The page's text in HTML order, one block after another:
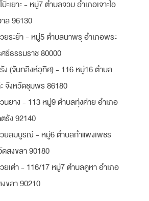
ะเยาะ - หมู่7 ตำบลจวบ อำเภอเจาะไอ
ส 96130
ยระย้า - หมู่5 ตำบลนาพรุ อำเภอพระ
ธรรมราช 80000
รัง (จันทสิงห์อุทิศ) - 116 หมู่16 ตำบล
จังหวัดชุมพร 86180
นยาง - 113 หมู่9 ตำบลทุ่งค่าย อำเภอ
รัง 92140
วยสมบูรณ์ - หมู่6 ตำบลกำแพงเพชร
สงขลา 90180
ยเต่า - 116/17 หมู่7 ตำบลคูหา อำเภอ
ขลา 90210